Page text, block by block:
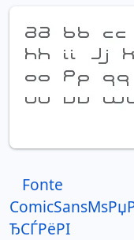
Fonte
ЂСЃРёРІ